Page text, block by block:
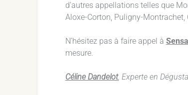
d’autres appellations telles que
Aloxe-Corton, Puligny-
N’hésitez pas à faire appel à
mesure.
Céline Dandelot, Experte en